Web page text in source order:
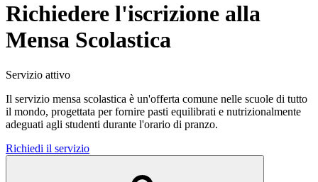
Richiedere l'iscrizione alla
Mensa Scolastica
Servizio attivo
Il servizio mensa scolastica è un'offerta comune nelle scuole di tutto
il mondo, progettata per fornire pasti equilibrati e nutrizionalmente
adeguati agli studenti durante l'orario di pranzo.
Richiedi il servizio